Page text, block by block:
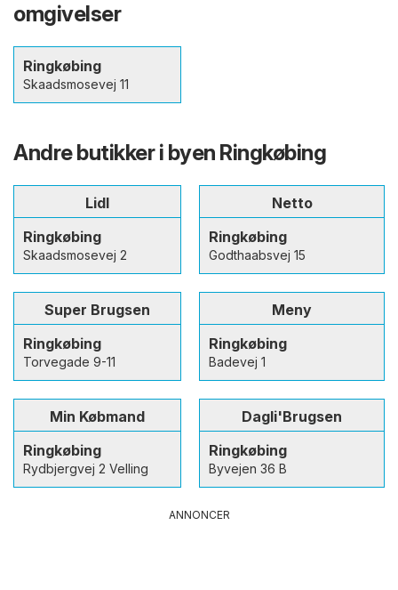
omgivelser
Ringkøbing
Skaadsmosevej 11
Andre butikker i byen Ringkøbing
Lidl
Ringkøbing
Skaadsmosevej 2
Netto
Ringkøbing
Godthaabsvej 15
Super Brugsen
Ringkøbing
Torvegade 9-11
Meny
Ringkøbing
Badevej 1
Min Købmand
Ringkøbing
Rydbjergvej 2 Velling
Dagli'Brugsen
Ringkøbing
Byvejen 36 B
ANNONCER